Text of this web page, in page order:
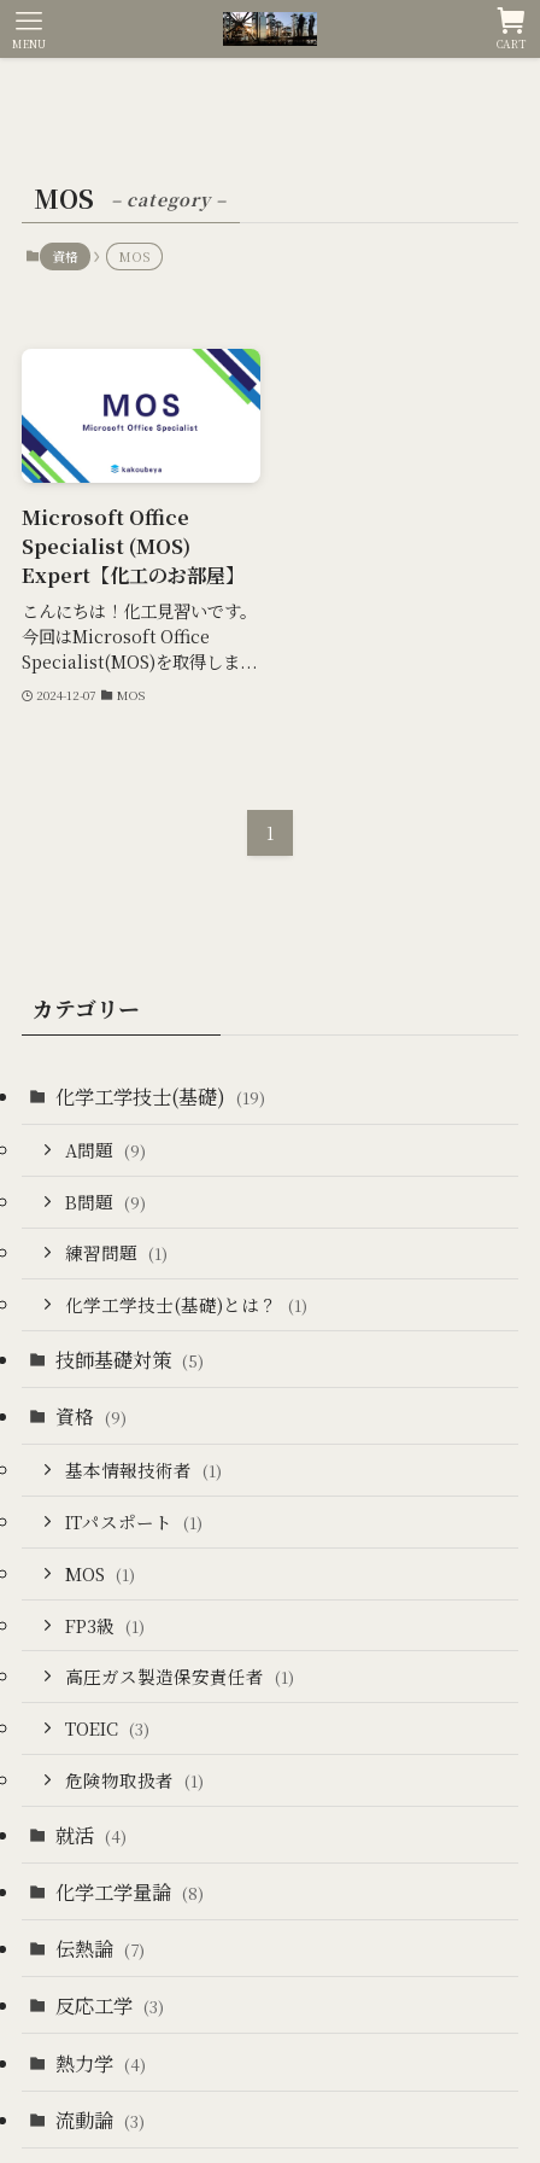
CART
MENU
MOS – category –
資格 MOS
Microsoft Office
Specialist (MOS)
Expert【化工のお部屋】
こんにちは！化工見習いです。
今回はMicrosoft Office
Specialist(MOS)を取得しま...
2024-12-07 MOS
1
カテゴリー
化学工学技士(基礎) (19)
A問題 (9)
B問題 (9)
練習問題 (1)
化学工学技士(基礎)とは？ (1)
技師基礎対策 (5)
資格 (9)
基本情報技術者 (1)
ITパスポート (1)
MOS (1)
FP3級 (1)
高圧ガス製造保安責任者 (1)
TOEIC (3)
危険物取扱者 (1)
就活 (4)
化学工学量論 (8)
伝熱論 (7)
反応工学 (3)
熱力学 (4)
流動論 (3)